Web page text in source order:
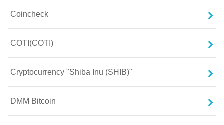
Coincheck
COTI(COTI)
Cryptocurrency "Shiba Inu (SHIB)"
DMM Bitcoin